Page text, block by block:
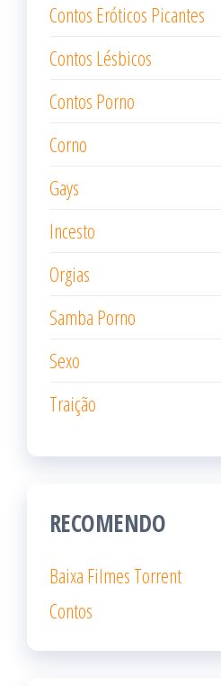
Contos Eróticos Picantes
Contos Lésbicos
Contos Porno
Corno
Gays
Incesto
Orgias
Samba Porno
Sexo
Traição
RECOMENDO
Baixa Filmes Torrent
Contos